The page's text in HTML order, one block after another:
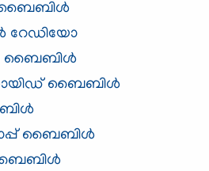
ബൈബിള്‍
ബൈബിള്‍
ബൈബിള്‍
ബൈബിൾ
ബൈബിള്‍